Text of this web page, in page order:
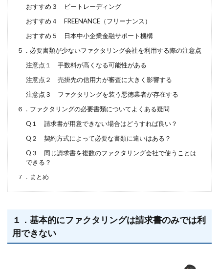
おすすめ３ ビートレーディング
おすすめ４ FREENANCE（フリーナンス）
おすすめ５ 日本中小企業金融サポート機構
５．必要書類が少ないファクタリング会社を利用する際の注意点
注意点１ 手数料が高くなる可能性がある
注意点２ 売掛先の信用力が審査に大きく影響する
注意点３ ファクタリングを装う悪徳業者が存在する
６．ファクタリングの必要書類についてよくある疑問
Q１ 請求書が用意できない場合はどうすれば良い？
Q２ 契約方式によって必要な書類に違いはある？
Q３ 同じ請求書を複数のファクタリング会社で使うことは
できる？
７．まとめ
１．基本的にファクタリングは請求書のみでは利
用できない